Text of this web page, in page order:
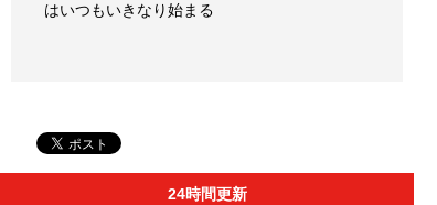
はいつもいきなり始まる
24時間更新